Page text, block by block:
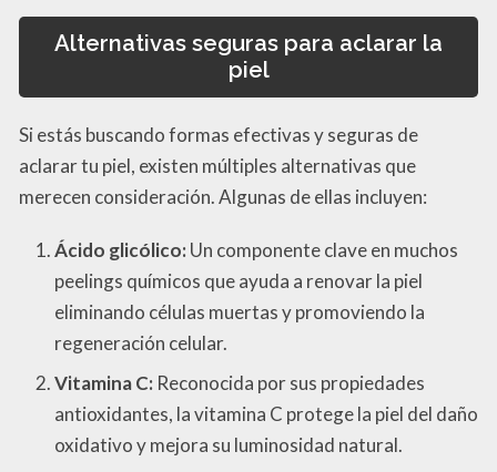
Alternativas seguras para aclarar la
piel
Si estás buscando formas efectivas y seguras de
aclarar tu piel, existen múltiples alternativas que
merecen consideración. Algunas de ellas incluyen:
Ácido glicólico: Un componente clave en muchos
peelings químicos que ayuda a renovar la piel
eliminando células muertas y promoviendo la
regeneración celular.
Vitamina C: Reconocida por sus propiedades
antioxidantes, la vitamina C protege la piel del daño
oxidativo y mejora su luminosidad natural.